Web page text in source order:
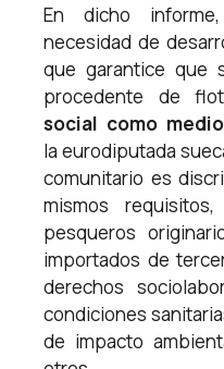
En dicho
necesidad de
que garantice que
procedente de
social como
la eurodiputada
comunitario es
mismos
pesqueros
importados de
derechos
condiciones
de impacto